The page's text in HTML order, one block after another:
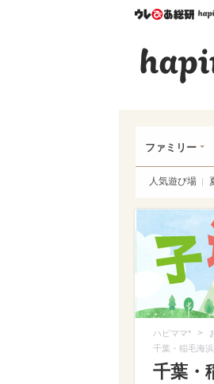
ウ
ファミリー
人気遊び場
ハピママ* >
千葉・稲毛海
千葉・